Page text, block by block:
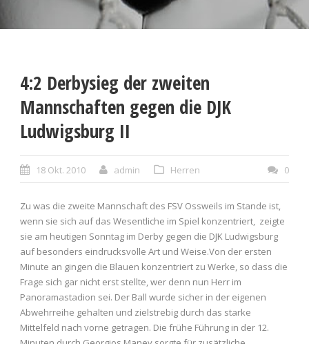
4:2 Derbysieg der zweiten
Mannschaften gegen die DJK
Ludwigsburg II
18 Okt. 2010 admin Herren 0
Zu was die zweite Mannschaft des FSV Ossweils im Stande ist,
wenn sie sich auf das Wesentliche im Spiel konzentriert, zeigte
sie am heutigen Sonntag im Derby gegen die DJK Ludwigsburg
auf besonders eindrucksvolle Art und Weise.Von der ersten
Minute an gingen die Blauen konzentriert zu Werke, so dass die
Frage sich gar nicht erst stellte, wer denn nun Herr im
Panoramastadion sei. Der Ball wurde sicher in der eigenen
Abwehrreihe gehalten und zielstrebig durch das starke
Mittelfeld nach vorne getragen. Die frühe Führung in der 12.